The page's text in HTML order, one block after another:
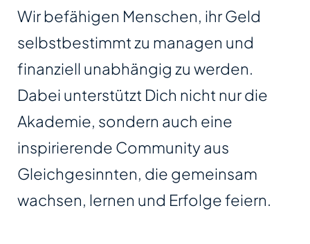
Wir befähigen Menschen, ihr Geld
selbstbestimmt zu managen und
finanziell unabhängig zu werden.
Dabei unterstützt Dich nicht nur die
Akademie, sondern auch eine
inspirierende Community aus
Gleichgesinnten, die gemeinsam
wachsen, lernen und Erfolge feiern.